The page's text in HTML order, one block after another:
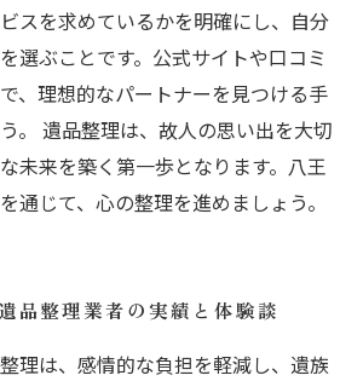
スを求めているかを明確にし、自分
選ぶことです。公式サイトや口コミ
、理想的なパートナーを見つける手
。 遺品整理は、故人の思い出を大切
未来を築く第一歩となります。八王
通じて、心の整理を進めましょう。
品整理業者の実績と体験談
理は、感情的な負担を軽減し、遺族